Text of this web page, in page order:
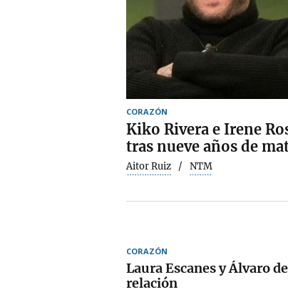
CORAZÓN
Kiko Rivera e Irene
tras nueve años de
Aitor Ruiz NTM
CORAZÓN
Laura Escanes y Álvaro
relación